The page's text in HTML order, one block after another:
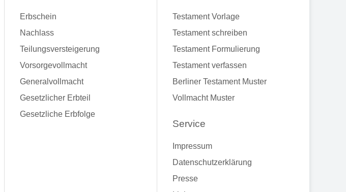
Erbschein
Nachlass
Teilungsversteigerung
Vorsorgevollmacht
Generalvollmacht
Gesetzlicher Erbteil
Gesetzliche Erbfolge
Testament Vorlage
Testament schreiben
Testament Formulierung
Testament verfassen
Berliner Testament Muster
Vollmacht Muster
Service
Impressum
Datenschutzerklärung
Presse